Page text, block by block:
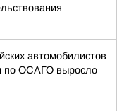
автомобилистов
по ОСАГО выросло